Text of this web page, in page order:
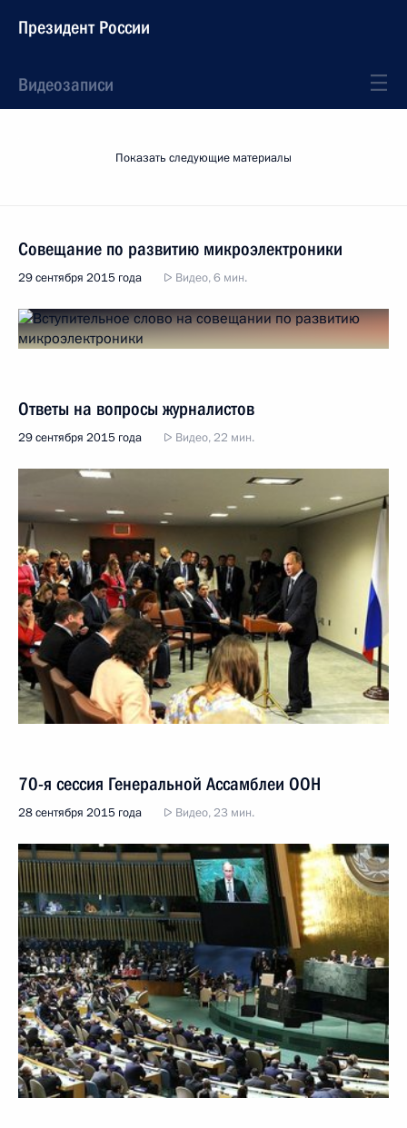
Президент России
Видеозаписи
Показать следующие материалы
Совещание по развитию микроэлектроники
29 сентября 2015 года Видео, 6 мин.
Ответы на вопросы журналистов
29 сентября 2015 года Видео, 22 мин.
70-я сессия Генеральной Ассамблеи ООН
28 сентября 2015 года Видео, 23 мин.